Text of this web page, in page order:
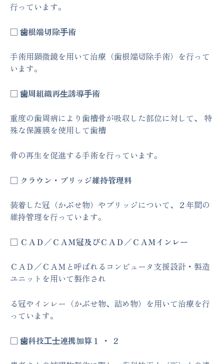
行っています。
□ ⻭根端切除⼿術
手術用顕微鏡を用いて治療（歯根端切除手術）を行って
います。
□ ⻭周組織再⽣誘導⼿術
重度の歯周病により歯槽骨が吸収した部位に対して、 特
殊な保護膜を使用して歯槽
骨の再生を促進する手術を行っています。
□ クラウン・ブリッジ維持管理料
装着した冠（かぶせ物）やブリッジについて、２年間の
維持管理を行っています。
□ ＣＡＤ／ＣＡＭ冠及びＣＡＤ／ＣＡＭインレー
ＣＡＤ／ＣＡＭと呼ばれるコンピュータ支援設計・製造
ユニットを用いて製作され
る冠やインレー（かぶせ物、詰め物）を用いて治療を行
っています。
□ ⻭科技⼯⼠連携加算１ ・ ２